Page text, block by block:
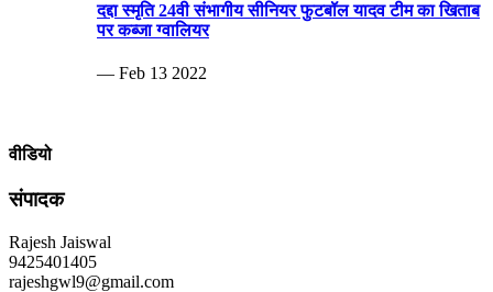
दद्दा स्मृति 24वी संभागीय सीनियर फुटबॉल यादव टीम का खिताब
पर कब्जा ग्वालियर
— Feb 13 2022
वीडियो
संपादक
Rajesh Jaiswal
9425401405
rajeshgwl9@gmail.com